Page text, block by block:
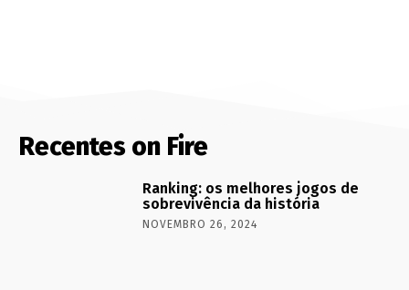
Recentes on Fire
Ranking: os melhores jogos de
sobrevivência da história
NOVEMBRO 26, 2024